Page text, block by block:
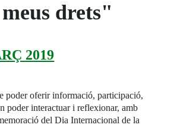
drets"
2019
poder oferir informació, participació,
poder interactuar i reflexionar, amb
del Dia Internacional de la